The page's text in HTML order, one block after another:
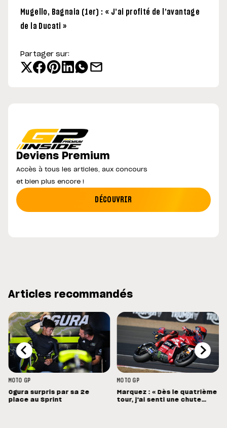
Mugello, Bagnaia (1er) : « J’ai profité de l’avantage
de la Ducati »
Partager sur:
Deviens Premium
Accès à tous les articles, aux concours
et bien plus encore !
DÉCOUVRIR
Articles recommandés
MOTO GP
Ogura surpris par sa 2e
place au Sprint
MOTO GP
Marquez : « Dès le quatrième
tour, j'ai senti une chute